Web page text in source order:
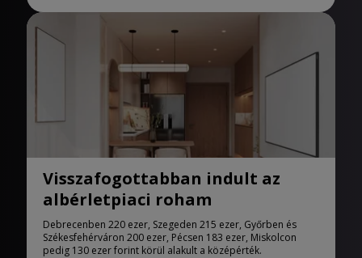
Visszafogottabban indult az
albérletpiaci roham
Debrecenben 220 ezer, Szegeden 215 ezer, Győrben és
Székesfehérváron 200 ezer, Pécsen 183 ezer, Miskolcon
pedig 130 ezer forint körül alakult a középérték.